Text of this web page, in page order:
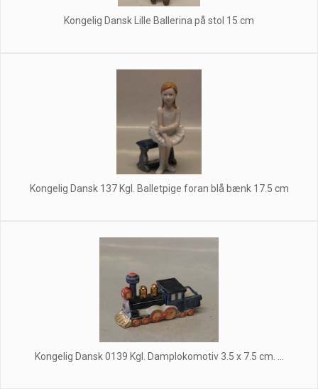
Kongelig Dansk Lille Ballerina på stol 15 cm
Kongelig Dansk 137 Kgl. Balletpige foran blå bænk 17.5 cm
Kongelig Dansk 0139 Kgl. Damplokomotiv 3.5 x 7.5 cm. ...